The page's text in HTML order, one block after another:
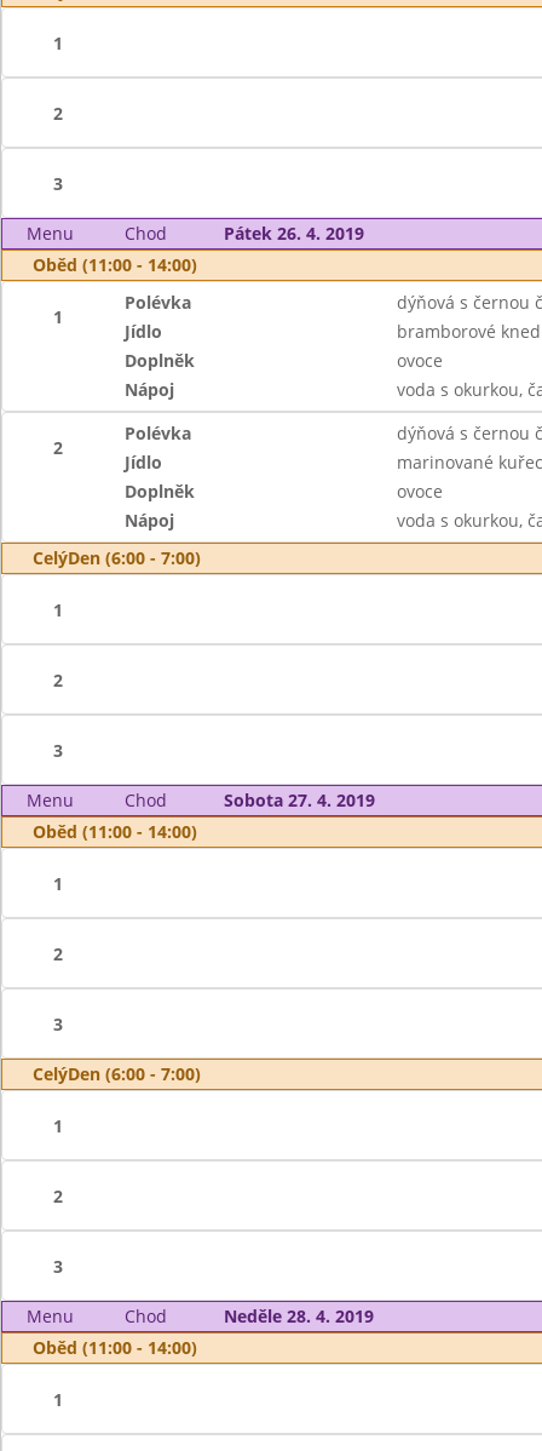
1
2
3
Menu Chod
Pátek 26. 4. 2019
Oběd (11:00 - 14:00)
1
Polévka
dýňová s černou
Jídlo
bramborové
Doplněk
ovoce
Nápoj
voda s okurkou,
2
Polévka
dýňová s černou
Jídlo
marinované
Doplněk
ovoce
Nápoj
voda s okurkou,
CelýDen (6:00 - 7:00)
1
2
3
Menu Chod
Sobota 27. 4. 2019
Oběd (11:00 - 14:00)
1
2
3
CelýDen (6:00 - 7:00)
1
2
3
Menu Chod
Neděle 28. 4. 2019
Oběd (11:00 - 14:00)
1